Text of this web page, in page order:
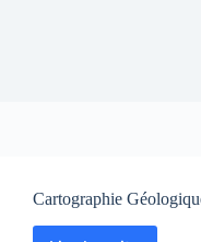
Cartographie